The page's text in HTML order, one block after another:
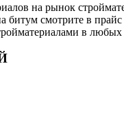
на рынок
смотрите в прайс
в